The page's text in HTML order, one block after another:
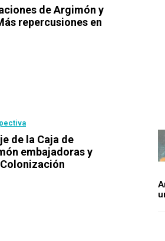
de Argimón y
repercusiones en
de la Caja de
embajadoras y